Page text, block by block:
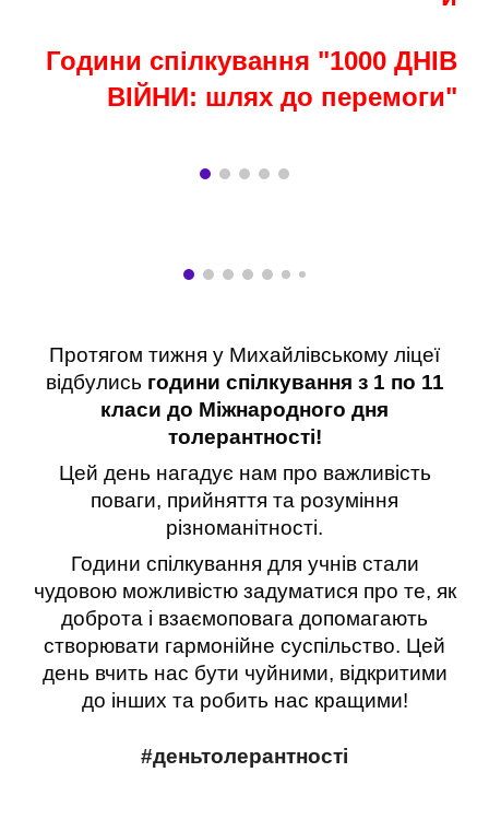
Години спілкування "1000 ДНІВ
ВІЙНИ: шлях до перемоги"
Протягом тижня у Михайлівському ліцеї
відбулись години спілкування з 1 по 11
класи до Міжнародного дня
толерантності!
Цей день нагадує нам про важливість
поваги, прийняття та розуміння
різноманітності.
Години спілкування для учнів стали
чудовою можливістю задуматися про те, як
доброта і взаємоповага допомагають
створювати гармонійне суспільство. Цей
день вчить нас бути чуйними, відкритими
до інших та робить нас кращими!
#деньтолерантності